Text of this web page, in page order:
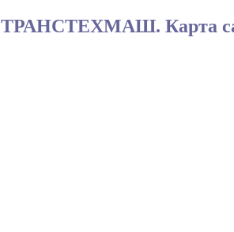
ТРАНСТЕХМАШ. Карта